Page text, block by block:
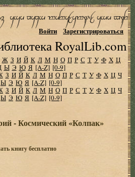
RoyalLib.com
Войти Зарегистрироваться
Ж З И Й К Л М Н О П Р С Т У Ф Х Ц
Ы Э Ю Я [A-Z] [0-9]
З И Й К Л М Н О П Р С Т У Ф Х Ц Ч
Ы Э Ю Я [A-Z] [0-9]
З И Й К Л М Н О П Р С Т У Ф Х Ц Ч
Ы Э Ю Я [A-Z] [0-9]
- Космический «Колпак»
книгу бесплатно